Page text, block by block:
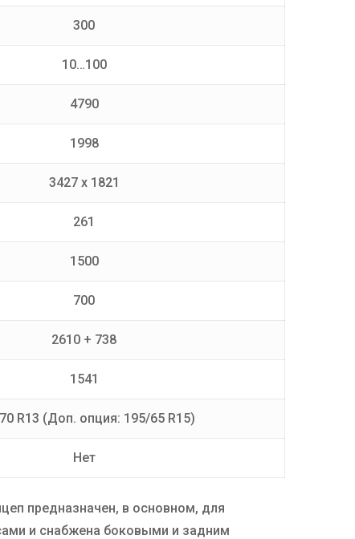
300
10…100
4790
1998
3427 х 1821
261
1500
700
2610 + 738
1541
R13 (Доп. опция: 195/65 R15)
Нет
предназначен, в основном, для
и снабжена боковыми и задним